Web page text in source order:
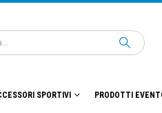
SPORTIVI PRODOTTI